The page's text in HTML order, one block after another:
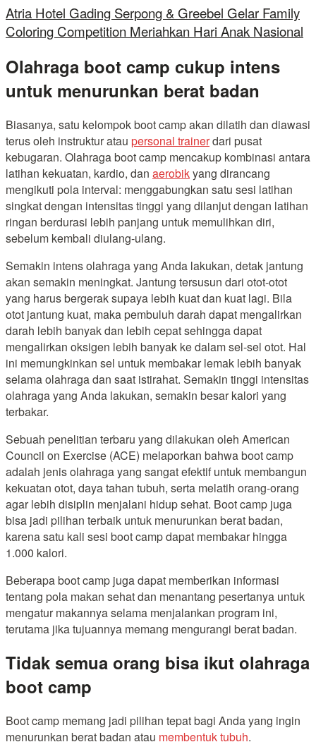
Atria Hotel Gading Serpong & Greebel Gelar Family
Coloring Competition Meriahkan Hari Anak Nasional
Olahraga boot camp cukup intens
untuk menurunkan berat badan
Biasanya, satu kelompok boot camp akan dilatih dan diawasi
terus oleh instruktur atau personal trainerdari pusat
kebugaran. Olahraga boot camp mencakup kombinasi antara
latihan kekuatan, kardio, dan aerobikyang dirancang
mengikuti pola interval: menggabungkan satu sesi latihan
singkat dengan intensitas tinggi yang dilanjut dengan latihan
ringan berdurasi lebih panjang untuk memulihkan diri,
sebelum kembali diulang-ulang.
Semakin intens olahraga yang Anda lakukan, detak jantung
akan semakin meningkat. Jantung tersusun dari otot-otot
yang harus bergerak supaya lebih kuat dan kuat lagi. Bila
otot jantung kuat, maka pembuluh darah dapat mengalirkan
darah lebih banyak dan lebih cepat sehingga dapat
mengalirkan oksigen lebih banyak ke dalam sel-sel otot. Hal
ini memungkinkan sel untuk membakar lemak lebih banyak
selama olahraga dan saat istirahat. Semakin tinggi intensitas
olahraga yang Anda lakukan, semakin besar kalori yang
terbakar.
Sebuah penelitian terbaru yang dilakukan oleh American
Council on Exercise (ACE) melaporkan bahwa boot camp
adalah jenis olahraga yang sangat efektif untuk membangun
kekuatan otot, daya tahan tubuh, serta melatih orang-orang
agar lebih disiplin menjalani hidup sehat. Boot camp juga
bisa jadi pilihan terbaik untuk menurunkan berat badan,
karena satu kali sesi boot camp dapat membakar hingga
1.000 kalori.
Beberapa boot camp juga dapat memberikan informasi
tentang pola makan sehat dan menantang pesertanya untuk
mengatur makannya selama menjalankan program ini,
terutama jika tujuannya memang mengurangi berat badan.
Tidak semua orang bisa ikut olahraga
boot camp
Boot camp memang jadi pilihan tepat bagi Anda yang ingin
menurunkan berat badan atau membentuk tubuh.